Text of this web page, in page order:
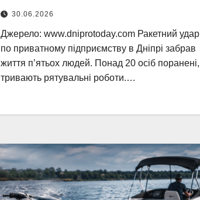
30.06.2026
Джерело: www.dniprotoday.com Ракетний удар
по приватному підприємству в Дніпрі забрав
життя п’ятьох людей. Понад 20 осіб поранені,
тривають рятувальні роботи.…